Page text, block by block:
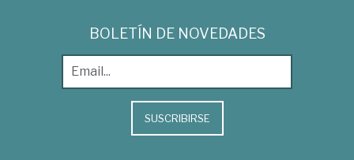
BOLETÍN DE NOVEDADES
SUSCRIBIRSE